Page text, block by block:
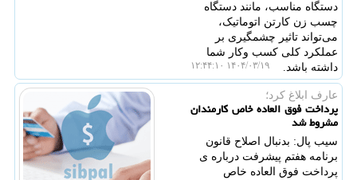
دستگاه مناسب، مانند دستگاه
چسب زن کارتن اتوماتیک،
می‌تواند تاثیر چشمگیری بر
عملکرد کلی کسب ‌وکار شما
داشته باشد.
۱۴۰۴/۰۳/۱۹ ۱۲:۴۴:۱۰
عارف ابلاغ كرد؛
پرداخت فوق العاده خاص کارمندان
مشروط شد
سیب پال: بدنبال اصلاح قانون
برنامه هفتم پیشرفت درباره ی
پرداخت فوق العاده خاص